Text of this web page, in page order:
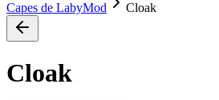
Capes de LabyMod Cloak
Cloak